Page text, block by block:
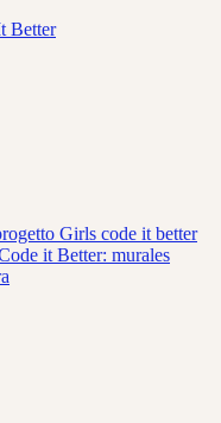
Better
Girls code it better
it Better: murales